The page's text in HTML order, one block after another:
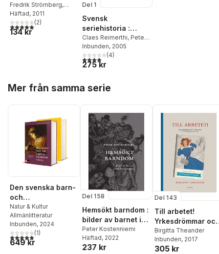
Fredrik Strömberg,
Helena Magnusson
Claes Reimerthi
Lundström
Häftad, 2011
5,0utav 5 stjärnor. Totalt antal röster:
(2)
134 kr
Del 1
Svensk
seriehistoria :
första boken från
Svenskt seriearkiv
Claes Reimerthi, Peter
Nilsson,Thomas Storn
Helena Magnusson
Inbunden, 2005
4,0utav 5 stjärnor. Totalt antal röster:
(4)
275 kr
Mer från samma serie
Den svenska barn-
och
ungdomslitterature
ns historia 1-2
Natur & Kultur
Allmänlitteratur
Inbunden, 2024
5,0utav 5 stjärnor. Totalt antal röster:
(1)
649 kr
Del 158
Hemsökt barndom :
bilder av barnet i
gotisk
barnlitteratur
Peter Kostenniemi
Häftad, 2022
237 kr
Del 143
Till arbetet!
Yrkesdrömmar
arbetsliv i
flickboken 1920-
Birgitta Theander
Inbunden, 2017
305 kr